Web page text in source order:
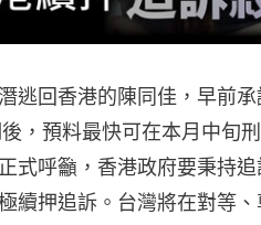
逃回香港的陳同佳，早前
，預料最快可在本月中旬刑
式呼籲，香港政府要秉持
續押追訴。台灣將在對等